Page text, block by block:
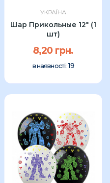
УКРАЇНА
Шар Прикольные 12" (1
шт)
8,20 грн.
в наявності: 19